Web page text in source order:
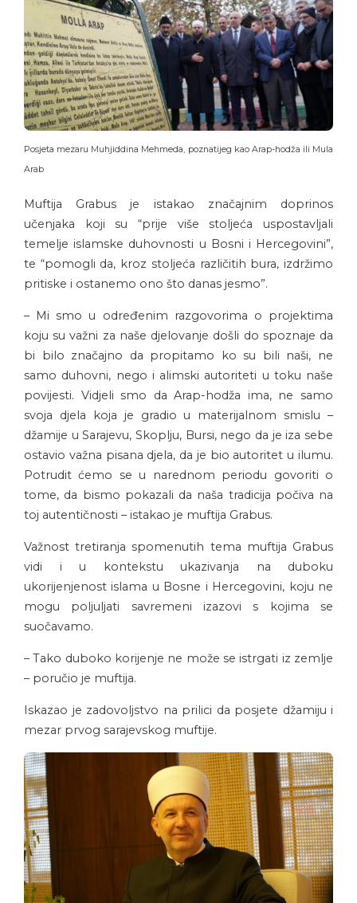
Posjeta mezaru Muhjiddina Mehmeda, poznatijeg kao Arap-hodža ili Mula
Arab
Muftija Grabus je istakao značajnim doprinos
učenjaka koji su “prije više stoljeća uspostavljali
temelje islamske duhovnosti u Bosni i Hercegovini”,
te “pomogli da, kroz stoljeća različitih bura, izdržimo
pritiske i ostanemo ono što danas jesmo”.
– Mi smo u određenim razgovorima o projektima
koju su važni za naše djelovanje došli do spoznaje da
bi bilo značajno da propitamo ko su bili naši, ne
samo duhovni, nego i alimski autoriteti u toku naše
povijesti. Vidjeli smo da Arap-hodža ima, ne samo
svoja djela koja je gradio u materijalnom smislu –
džamije u Sarajevu, Skoplju, Bursi, nego da je iza sebe
ostavio važna pisana djela, da je bio autoritet u ilumu.
Potrudit ćemo se u narednom periodu govoriti o
tome, da bismo pokazali da naša tradicija počiva na
toj autentičnosti – istakao je muftija Grabus.
Važnost tretiranja spomenutih tema muftija Grabus
vidi i u kontekstu ukazivanja na duboku
ukorijenjenost islama u Bosne i Hercegovini, koju ne
mogu poljuljati savremeni izazovi s kojima se
suočavamo.
– Tako duboko korijenje ne može se istrgati iz zemlje
– poručio je muftija.
Iskazao je zadovoljstvo na prilici da posjete džamiju i
mezar prvog sarajevskog muftije.